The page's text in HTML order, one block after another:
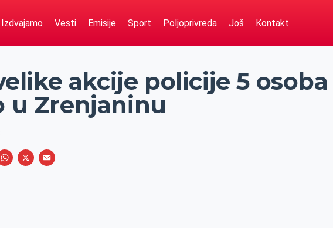
Izdvajamo Vesti Emisije Sport Poljoprivreda Još Kontakt
akcije policije 5 osoba
u Zrenjaninu
W
X